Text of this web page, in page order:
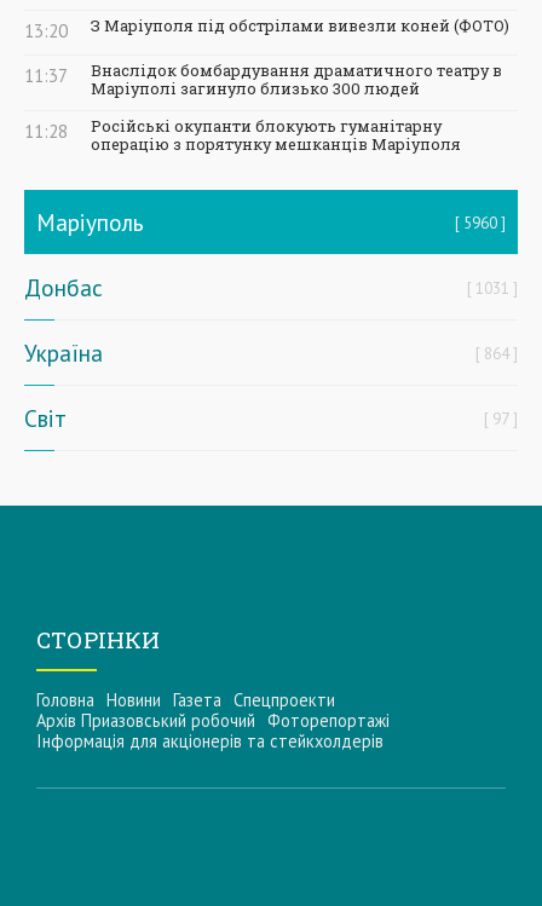
13:20 З Маріуполя під обстрілами вивезли коней (ФОТО)
11:37
Внаслідок бомбардування драматичного театру в
Маріуполі загинуло близько 300 людей
11:28
Російські окупанти блокують гуманітарну
операцію з порятунку мешканців Маріуполя
Маріуполь 5960
Донбас 1031
Україна 864
Світ 97
СТОРІНКИ
Головна Новини Газета Спецпроекти
Архів Приазовський робочий Фоторепортажі
Інформацiя для акцiонерiв та стейкхолдерiв